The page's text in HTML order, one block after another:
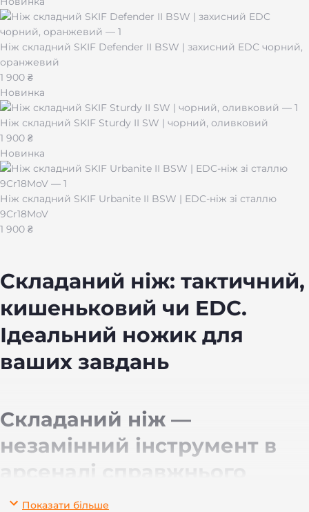
Ніж складний SKIF Defender II BSW | захисний EDC чорний,
оранжевий
1 900 ₴
Новинка
Ніж складний SKIF Sturdy II SW | чорний, оливковий
1 900 ₴
Новинка
Ніж складний SKIF Urbanite II BSW | EDC-ніж зі сталлю
9Cr18MoV
1 900 ₴
Складаний ніж: тактичний,
кишеньковий чи EDC.
Ідеальний ножик для
ваших завдань
Складаний ніж —
незамінний інструмент в
арсеналі справжнього
чоловіка
Показати більше